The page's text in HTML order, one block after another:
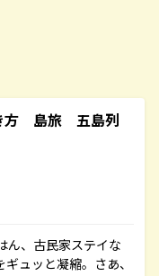
方 島旅 五島列
ん、古民家ステイな
ュッと凝縮。さあ、